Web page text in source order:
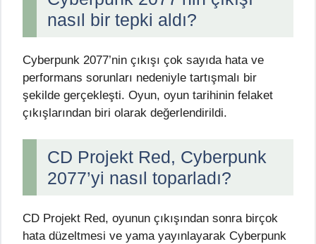
nasıl bir tepki aldı?
Cyberpunk 2077’nin çıkışı çok sayıda hata ve
performans sorunları nedeniyle tartışmalı bir
şekilde gerçekleşti. Oyun, oyun tarihinin felaket
çıkışlarından biri olarak değerlendirildi.
CD Projekt Red, Cyberpunk
2077’yi nasıl toparladı?
CD Projekt Red, oyunun çıkışından sonra birçok
hata düzeltmesi ve yama yayınlayarak Cyberpunk